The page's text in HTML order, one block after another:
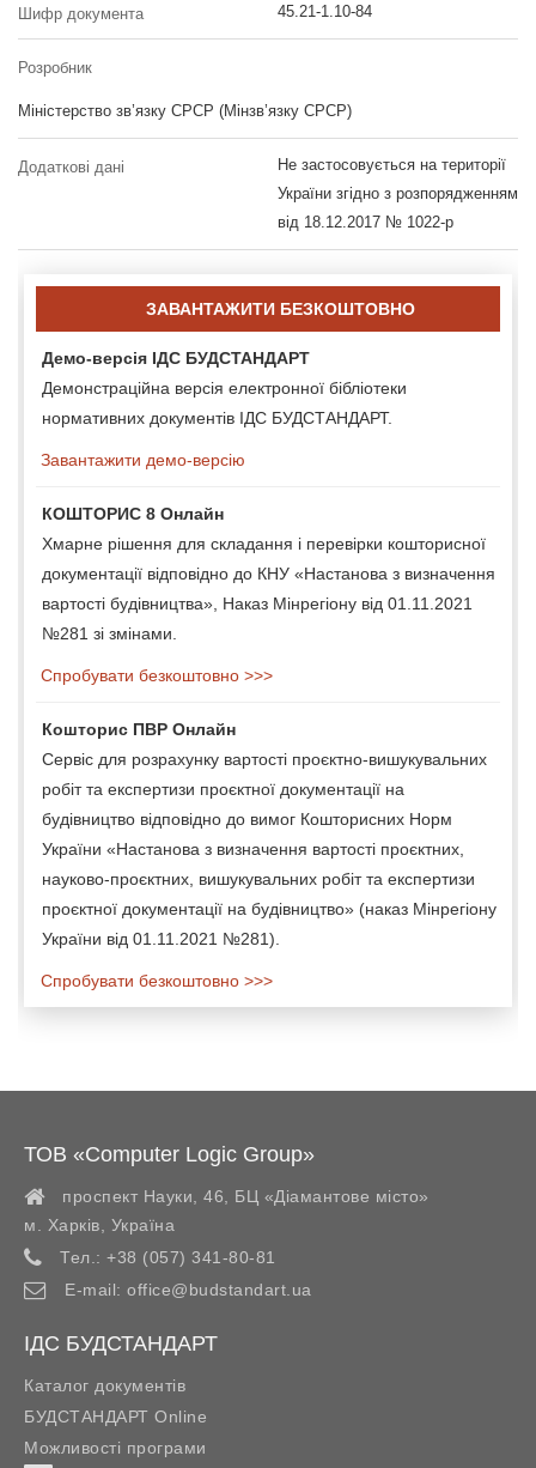
Шифр документа 45.21-1.10-84
Розробник
Міністерство зв’язку СРСР (Мінзв’язку СРСР)
Додаткові дані
Не застосовується на території
України згідно з розпорядженням
від 18.12.2017 № 1022-р
ЗАВАНТАЖИТИ БЕЗКОШТОВНО
Демо-версія ІДС БУДСТАНДАРТ
Демонстраційна версія електронної бібліотеки
нормативних документів ІДС БУДСТАНДАРТ.
Завантажити демо-версію
КОШТОРИС 8 Онлайн
Хмарне рішення для складання і перевірки кошторисної
документації відповідно до КНУ «Настанова з визначення
вартості будівництва», Наказ Мінрегіону від 01.11.2021
№281 зі змінами.
Спробувати безкоштовно >>>
Кошторис ПВР Онлайн
Сервіс для розрахунку вартості проєктно-вишукувальних
робіт та експертизи проєктної документації на
будівництво відповідно до вимог Кошторисних Норм
України «Настанова з визначення вартості проєктних,
науково-проєктних, вишукувальних робіт та експертизи
проєктної документації на будівництво» (наказ Мінрегіону
України від 01.11.2021 №281).
Спробувати безкоштовно >>>
ТОВ «Computer Logic Group»
проспект Науки, 46, БЦ «Діамантове місто»
м. Харків
Україна
Тел.: +38 (057) 341-80-81
E-mail: office@budstandart.ua
ІДС БУДСТАНДАРТ
Каталог документів
БУДСТАНДАРТ Online
Можливості програми